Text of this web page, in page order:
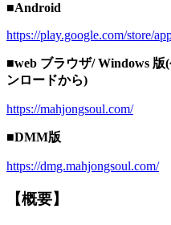
■Android
https://play.google.com/store/
■web ブラウザ/ Windows
ンロードから)
https://mahjongsoul.com/
■DMM版
https://dmg.mahjongsoul.com/
【概要】